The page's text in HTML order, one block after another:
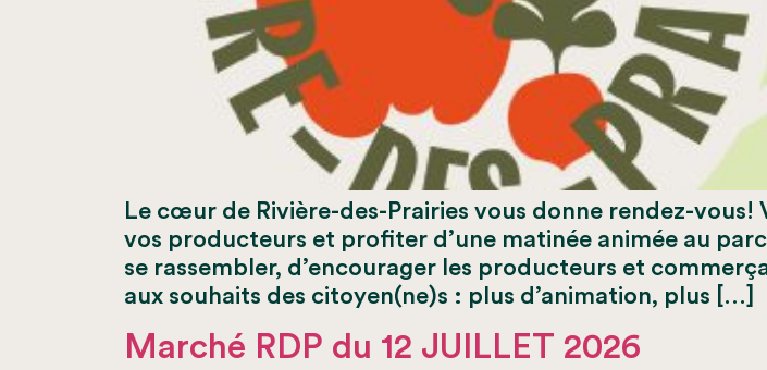
Le cœur de Rivière-des-Prairies vous donne rendez-
vos producteurs et profiter d’une matinée animée au
se rassembler, d’encourager les producteurs et
aux souhaits des citoyen(ne)s : plus d’animation, plus […]
Marché RDP du 12 JUILLET 2026